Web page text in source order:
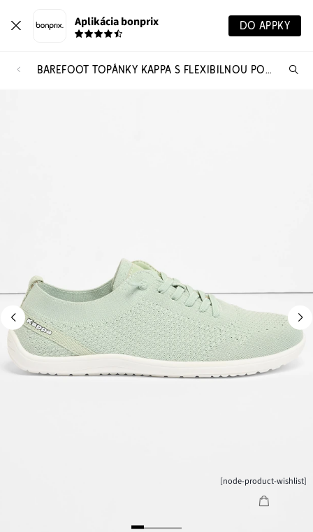
Aplikácia bonprix DO APPKY
BAREFOOT TOPÁNKY KAPPA S FLEXIBILNOU PODRÁŽKOU
[node-product-wishlist]